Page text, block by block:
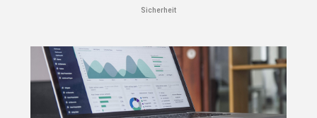
Sicherheit